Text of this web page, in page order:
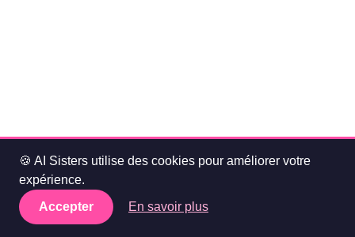
🍪 AI Sisters utilise des cookies pour améliorer votre
expérience.
Accepter
En savoir plus